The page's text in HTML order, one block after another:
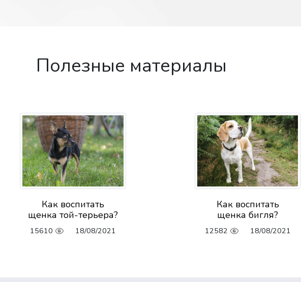
Полезные материалы
Как воспитать
щенка той-терьера?
15610 18/08/2021
Как воспитать
щенка бигля?
12582 18/08/2021